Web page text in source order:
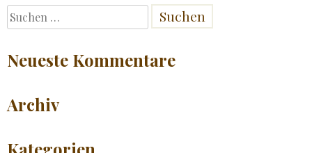
Suchen
nach:
Neueste Kommentare
Archiv